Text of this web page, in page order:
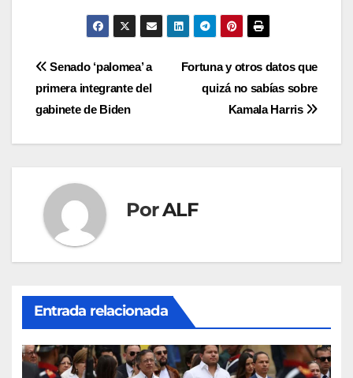
Navegación
de
entradas
Fortuna y otros datos que
quizá no sabías sobre
Kamala Harris
Senado ‘palomea’ a
primera integrante del
gabinete de Biden
PorALF
Entrada relacionada